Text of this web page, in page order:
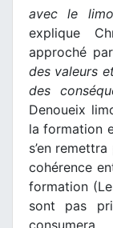
avec le
explique
approché
des valeurs
des
Denoueix
la formation
s’en
cohérence
formation
sont pas